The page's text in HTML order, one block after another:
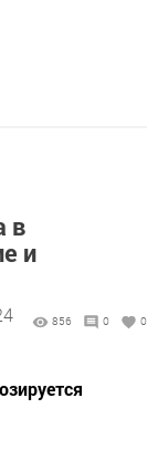
в
и
856 0 0